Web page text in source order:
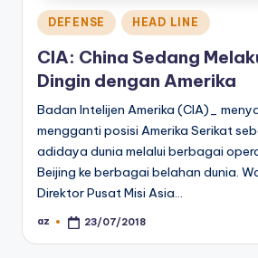
Posted
in
DEFENSE HEAD LINE
CIA: China Sedang
Dingin dengan Amerika
Badan Intelijen Amerika (CIA)_
mengganti posisi Amerika Serikat
adidaya dunia melalui berbagai
Beijing ke berbagai belahan dunia.
Direktor Pusat Misi Asia…
Posted
az 23/07/2018